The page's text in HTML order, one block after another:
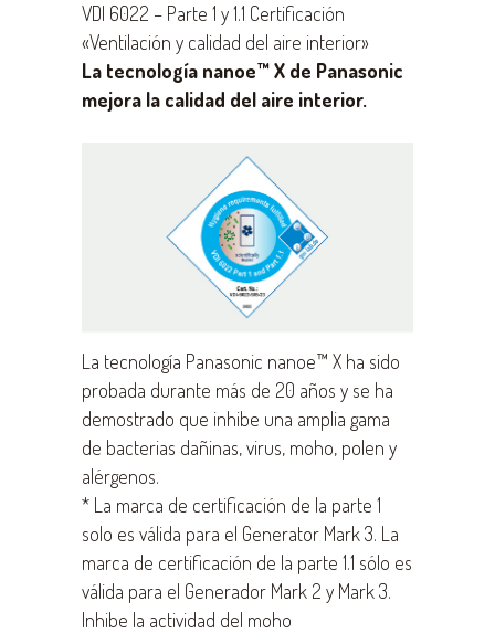
VDI 6022 – Parte 1 y 1.1 Certificación
«Ventilación y calidad del aire interior»
La tecnología nanoe™ X de Panasonic
mejora la calidad del aire interior.
La tecnología Panasonic nanoe™ X ha sido
probada durante más de 20 años y se ha
demostrado que inhibe una amplia gama
de bacterias dañinas, virus, moho, polen y
alérgenos.
* La marca de certificación de la parte 1
solo es válida para el Generator Mark 3. La
marca de certificación de la parte 1.1 sólo es
válida para el Generador Mark 2 y Mark 3.
Inhibe la actividad del moho